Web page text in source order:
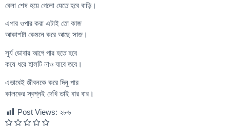
বেলা শেষ হয়ে গেলো যেতে হবে বাড়ি।
এপার ওপার করা এটাই তো কাজ
আকাশটা কেমনে করে আছে সাজ।
সুর্য ডোবার আগে পার হতে হবে
কষে ধরে হালটি নাও যাবে তবে।
এভাবেই জীবনকে করে দিনু পার
কালকের স্বপ্নই দেখি তাই বার বার।
Post Views: ২৮৬